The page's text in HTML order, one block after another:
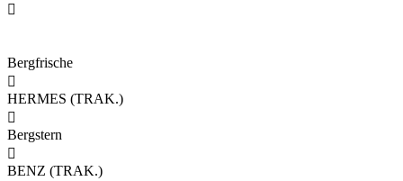

Bergfrische

HERMES (TRAK.)

Bergstern

BENZ (TRAK.)